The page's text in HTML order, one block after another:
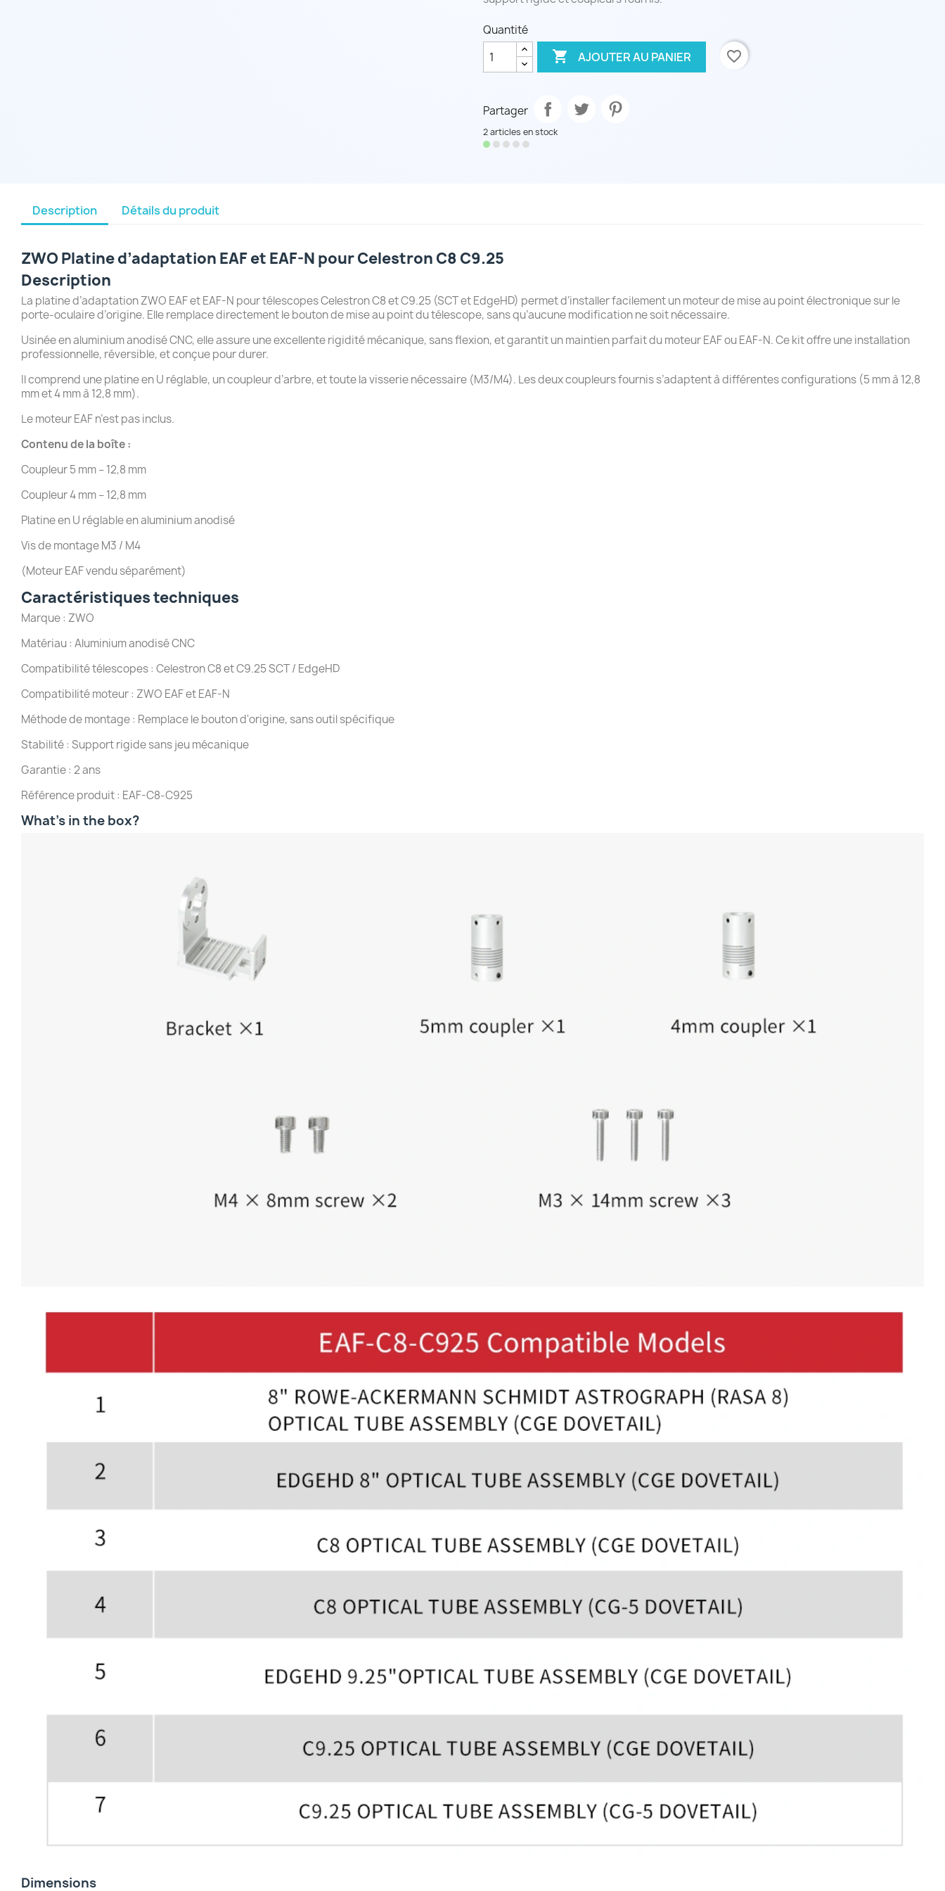
Quantité
 AJOUTER AU PANIER favorite_border
Partager
2 articles en stock
Description Détails du produit
ZWO Platine d’adaptation EAF et EAF-N pour Celestron C8 C9.25
Description
La platine d’adaptation ZWO EAF et EAF-N pour télescopes Celestron C8 et C9.25 (SCT et EdgeHD) permet d’installer facilement un moteur de mise au point électronique sur le
porte-oculaire d’origine. Elle remplace directement le bouton de mise au point du télescope, sans qu’aucune modification ne soit nécessaire.
Usinée en aluminium anodisé CNC, elle assure une excellente rigidité mécanique, sans flexion, et garantit un maintien parfait du moteur EAF ou EAF-N. Ce kit offre une installation
professionnelle, réversible, et conçue pour durer.
Il comprend une platine en U réglable, un coupleur d’arbre, et toute la visserie nécessaire (M3/M4). Les deux coupleurs fournis s’adaptent à différentes configurations (5 mm à 12,8
mm et 4 mm à 12,8 mm).
Le moteur EAF n’est pas inclus.
Contenu de la boîte :
Coupleur 5 mm – 12,8 mm
Coupleur 4 mm – 12,8 mm
Platine en U réglable en aluminium anodisé
Vis de montage M3 / M4
(Moteur EAF vendu séparément)
Caractéristiques techniques
Marque : ZWO
Matériau : Aluminium anodisé CNC
Compatibilité télescopes : Celestron C8 et C9.25 SCT / EdgeHD
Compatibilité moteur : ZWO EAF et EAF-N
Méthode de montage : Remplace le bouton d'origine, sans outil spécifique
Stabilité : Support rigide sans jeu mécanique
Garantie : 2 ans
Référence produit : EAF-C8-C925
What’s in the box?
Dimensions